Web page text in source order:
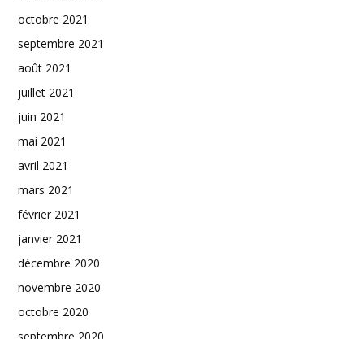
octobre 2021
septembre 2021
août 2021
juillet 2021
juin 2021
mai 2021
avril 2021
mars 2021
février 2021
janvier 2021
décembre 2020
novembre 2020
octobre 2020
septembre 2020